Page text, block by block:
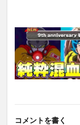
コメントを書く